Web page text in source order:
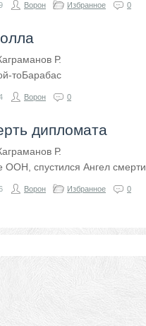
Ворон Избранное 0
Р.
тоБарабас
Ворон 0
дипломата
Р.
ООН, спустился Ангел смерти
Ворон Избранное 0